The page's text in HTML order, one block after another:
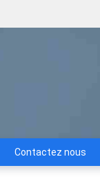
Contactez nous